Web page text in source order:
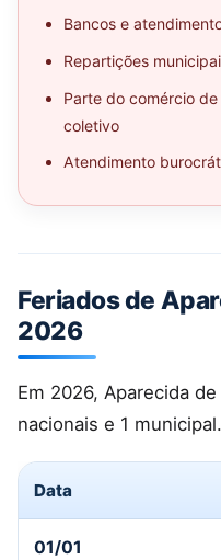
Bancos e
Repartições
Parte do comércio
coletivo
Atendimento
Feriados de
2026
Em 2026, Aparecida
nacionais e 1 municipal.
Data
01/01